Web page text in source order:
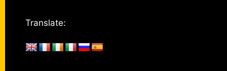
Translate: